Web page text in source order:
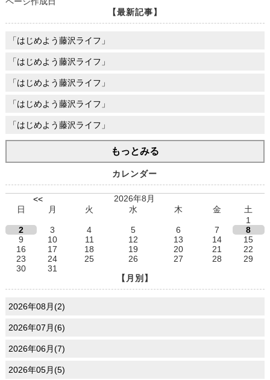
【最新記事】
「はじめよう藤沢ライフ」
「はじめよう藤沢ライフ」
「はじめよう藤沢ライフ」
「はじめよう藤沢ライフ」
「はじめよう藤沢ライフ」
もっとみる
カレンダー
<<
2026年8月
日
月 火 水 木 金
土
1
2
3 4 5 6 7
8
9
10 11 12 13 14
15
16
17 18 19 20 21
22
23
24 25 26 27 28
29
30
31
【月別】
2026年08月(2)
2026年07月(6)
2026年06月(7)
2026年05月(5)